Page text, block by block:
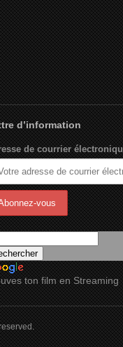
d’information
de courrier
ton film en Streaming